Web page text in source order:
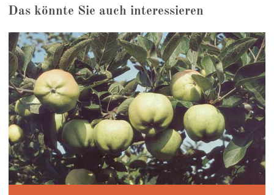
Das könnte Sie auch interessieren